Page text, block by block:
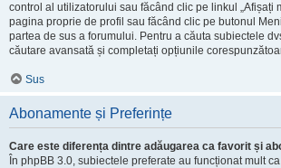
control al utilizatorului sau făcând clic pe linkul „Afișați
pagina proprie de profil sau făcând clic pe butonul
partea de sus a forumului. Pentru a căuta subiectele
căutare avansată și completați opțiunile
Sus
Abonamente și Preferințe
Care este diferența dintre adăugarea ca favorit și
În phpBB 3.0, subiectele preferate au funcționat mult